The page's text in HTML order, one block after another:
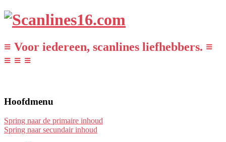
≡ Voor iedereen, scanlines liefhebbers. ≡
≡ ≡ ≡
Hoofdmenu
Spring naar de primaire inhoud
Spring naar secundair inhoud